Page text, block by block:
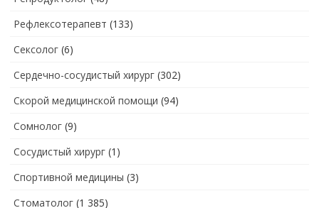
Рефлексотерапевт (133)
Сексолог (6)
Сердечно-сосудистый хирург (302)
Скорой медицинской помощи (94)
Сомнолог (9)
Сосудистый хирург (1)
Спортивной медицины (3)
Стоматолог (1 385)